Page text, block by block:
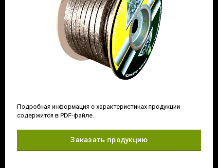
Подробная информация о характеристиках продукции
содержится в PDF-файле.
Заказать продукцию